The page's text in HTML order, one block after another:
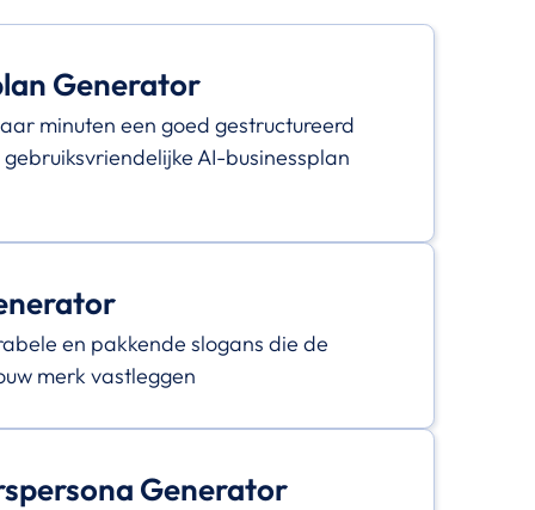
Generator
minuten een goed gestructureerd
AI-businessplan
en pakkende slogans die de
merk vastleggen
Generator